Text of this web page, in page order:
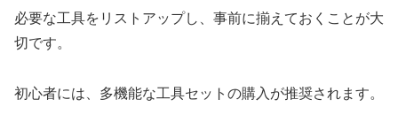
必要な工具をリストアップし、事前に揃えておくことが大
切です。
初心者には、多機能な工具セットの購入が推奨されます。